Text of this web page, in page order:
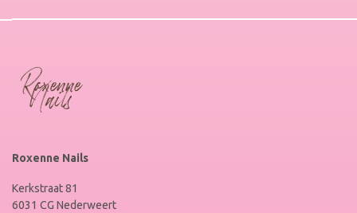
Roxenne Nails
Kerkstraat 81
6031 CG Nederweert